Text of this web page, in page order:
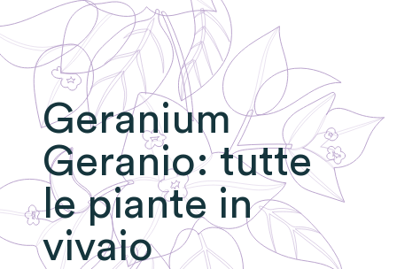
Geranium
Geranio: tutte
le piante in
vivaio